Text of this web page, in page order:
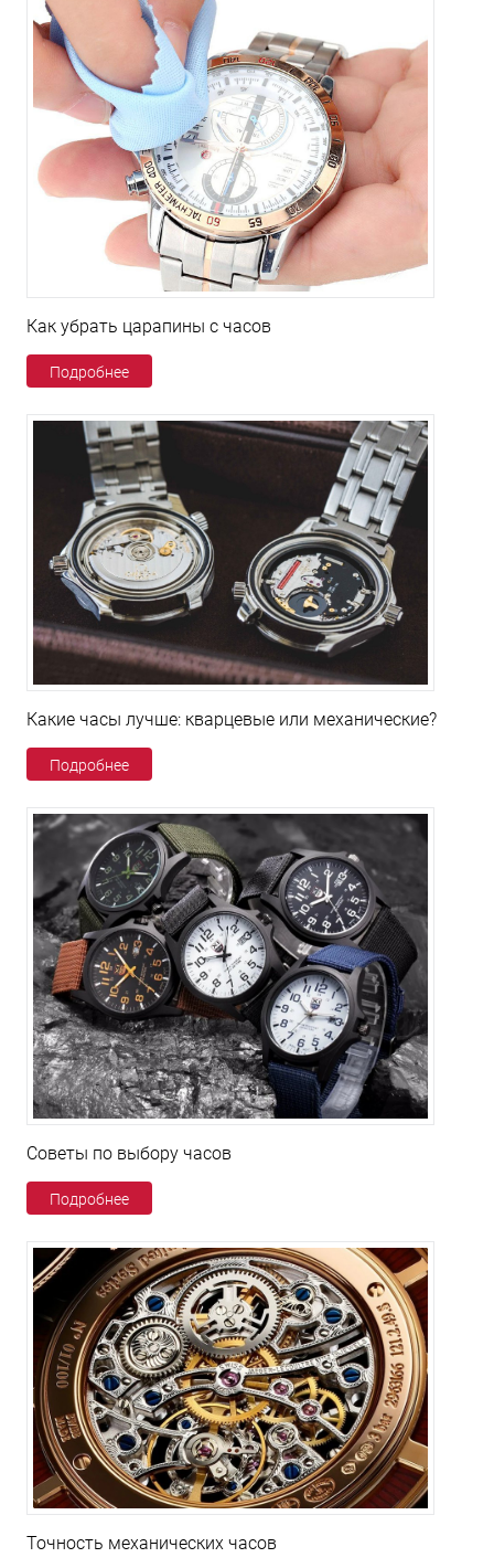
Как убрать царапины с часов
Подробнее
Какие часы лучше: кварцевые или механические?
Подробнее
Советы по выбору часов
Подробнее
Точность механических часов